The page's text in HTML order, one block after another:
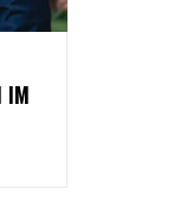
IM